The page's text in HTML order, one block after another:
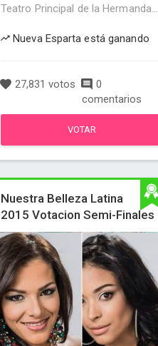
Teatro Principal de la Hermanda...
Nueva Esparta está ganando
27,831 votos
0
comentarios
VOTAR
Nuestra Belleza Latina
2015 Votacion Semi-Finales